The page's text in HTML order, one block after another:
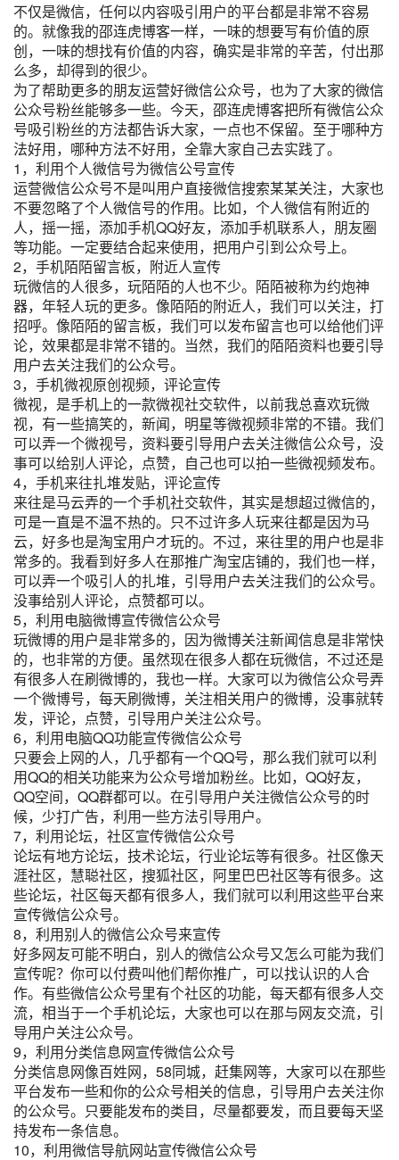
不仅是微信，任何以内容吸引用户的平台都是非常不容易
的。就像我的邵连虎博客一样，一味的想要写有价值的原
创，一味的想找有价值的内容，确实是非常的辛苦，付出那
么多，却得到的很少。
为了帮助更多的朋友运营好微信公众号，也为了大家的微信
公众号粉丝能够多一些。今天，邵连虎博客把所有微信公众
号吸引粉丝的方法都告诉大家，一点也不保留。至于哪种方
法好用，哪种方法不好用，全靠大家自己去实践了。
1，利用个人微信号为微信公号宣传
运营微信公众号不是叫用户直接微信搜索某某关注，大家也
不要忽略了个人微信号的作用。比如，个人微信有附近的
人，摇一摇，添加手机QQ好友，添加手机联系人，朋友圈
等功能。一定要结合起来使用，把用户引到公众号上。
2，手机陌陌留言板，附近人宣传
玩微信的人很多，玩陌陌的人也不少。陌陌被称为约炮神
器，年轻人玩的更多。像陌陌的附近人，我们可以关注，打
招呼。像陌陌的留言板，我们可以发布留言也可以给他们评
论，效果都是非常不错的。当然，我们的陌陌资料也要引导
用户去关注我们的公众号。
3，手机微视原创视频，评论宣传
微视，是手机上的一款微视社交软件，以前我总喜欢玩微
视，有一些搞笑的，新闻，明星等微视频非常的不错。我们
可以弄一个微视号，资料要引导用户去关注微信公众号，没
事可以给别人评论，点赞，自己也可以拍一些微视频发布。
4，手机来往扎堆发贴，评论宣传
来往是马云弄的一个手机社交软件，其实是想超过微信的，
可是一直是不温不热的。只不过许多人玩来往都是因为马
云，好多也是淘宝用户才玩的。不过，来往里的用户也是非
常多的。我看到好多人在那推广淘宝店铺的，我们也一样，
可以弄一个吸引人的扎堆，引导用户去关注我们的公众号。
没事给别人评论，点赞都可以。
5，利用电脑微博宣传微信公众号
玩微博的用户是非常多的，因为微博关注新闻信息是非常快
的，也非常的方便。虽然现在很多人都在玩微信，不过还是
有很多人在刷微博的，我也一样。大家可以为微信公众号弄
一个微博号，每天刷微博，关注相关用户的微博，没事就转
发，评论，点赞，引导用户关注公众号。
6，利用电脑QQ功能宣传微信公众号
只要会上网的人，几乎都有一个QQ号，那么我们就可以利
用QQ的相关功能来为公众号增加粉丝。比如，QQ好友，
QQ空间，QQ群都可以。在引导用户关注微信公众号的时
候，少打广告，利用一些方法引导用户。
7，利用论坛，社区宣传微信公众号
论坛有地方论坛，技术论坛，行业论坛等有很多。社区像天
涯社区，慧聪社区，搜狐社区，阿里巴巴社区等有很多。这
些论坛，社区每天都有很多人，我们就可以利用这些平台来
宣传微信公众号。
8，利用别人的微信公众号来宣传
好多网友可能不明白，别人的微信公众号又怎么可能为我们
宣传呢？你可以付费叫他们帮你推广，可以找认识的人合
作。有些微信公众号里有个社区的功能，每天都有很多人交
流，相当于一个手机论坛，大家也可以在那与网友交流，引
导用户关注公众号。
9，利用分类信息网宣传微信公众号
分类信息网像百姓网，58同城，赶集网等，大家可以在那些
平台发布一些和你的公众号相关的信息，引导用户去关注你
的公众号。只要能发布的类目，尽量都要发，而且要每天坚
持发布一条信息。
10，利用微信导航网站宣传微信公众号